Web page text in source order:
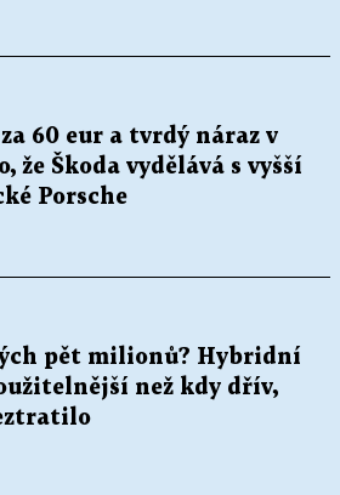
60 eur a tvrdý náraz v
že Škoda vydělává s vyšší
Porsche
pět milionů? Hybridní
než kdy dřív,